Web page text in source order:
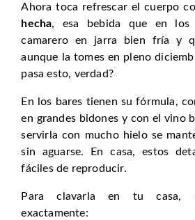
Ahora toca refrescar el cuerpo
hecha, esa bebida que en los
camarero en jarra bien fría y
aunque la tomes en pleno
pasa esto, verdad?
En los bares tienen su fórmula,
en grandes bidones y con el vino
servirla con mucho hielo se
sin aguarse. En casa, estos
fáciles de reproducir.
Para clavarla en tu casa,
exactamente: